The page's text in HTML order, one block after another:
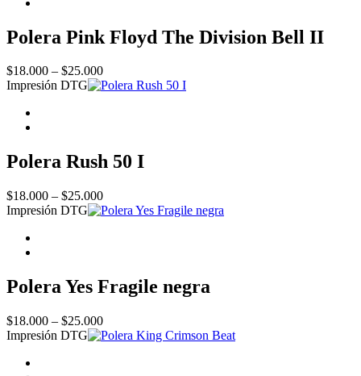
Polera Pink Floyd The Division Bell II
$18.000 – $25.000Price
range:
Impresión DTG
Polera Rush 50 I
$18.000 – $25.000Price
range:
Impresión DTG
Polera Yes Fragile negra
$18.000 – $25.000Price
range:
Impresión DTG